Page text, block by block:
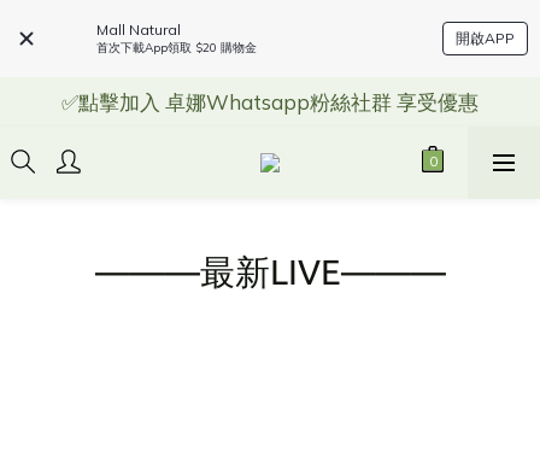
Mall Natural
首次下載App領取 $20 購物金
開啟APP
✅點擊加入 卓娜Whatsapp粉絲社群 享受優惠
———最新LIVE———